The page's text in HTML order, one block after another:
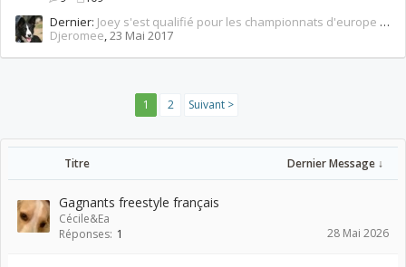
Dernier: Joey s'est qualifié pour les championnats d'europe en htm
Djeromee,23 Mai 2017
1 2 Suivant >
Titre Dernier Message ↓
Gagnants freestyle français
Cécile&Ea
Réponses: 1 28 Mai 2026